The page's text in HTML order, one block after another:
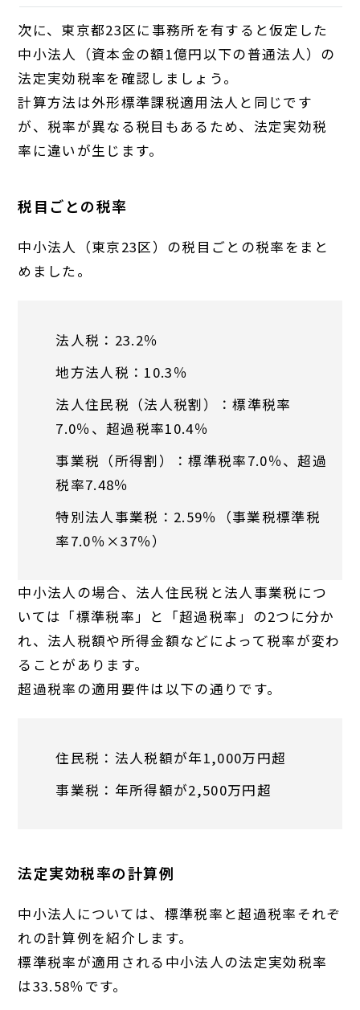
次に、東京都23区に事務所を有すると仮定した
中小法人（資本金の額1億円以下の普通法人）の
法定実効税率を確認しましょう。
計算方法は外形標準課税適用法人と同じです
が、税率が異なる税目もあるため、法定実効税
率に違いが生じます。
税目ごとの税率
中小法人（東京23区）の税目ごとの税率をまと
めました。
法人税：23.2％
地方法人税：10.3％
法人住民税（法人税割）：標準税率
7.0％、超過税率10.4％
事業税（所得割）：標準税率7.0％、超過
税率7.48％
特別法人事業税：2.59％（事業税標準税
率7.0％×37％）
中小法人の場合、法人住民税と法人事業税につ
いては「標準税率」と「超過税率」の2つに分か
れ、法人税額や所得金額などによって税率が変わ
ることがあります。
超過税率の適用要件は以下の通りです。
住民税：法人税額が年1,000万円超
事業税：年所得額が2,500万円超
法定実効税率の計算例
中小法人については、標準税率と超過税率それぞ
れの計算例を紹介します。
標準税率が適用される中小法人の法定実効税率
は33.58％です。